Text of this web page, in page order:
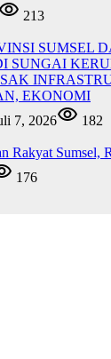
213
SUMSEL
SUNGAI
EKONOMI
7, 2026
182
Rakyat Sumsel,
176